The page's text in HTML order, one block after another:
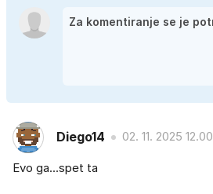
Diego14 02. 11. 2025 12.00
Evo ga...spet ta